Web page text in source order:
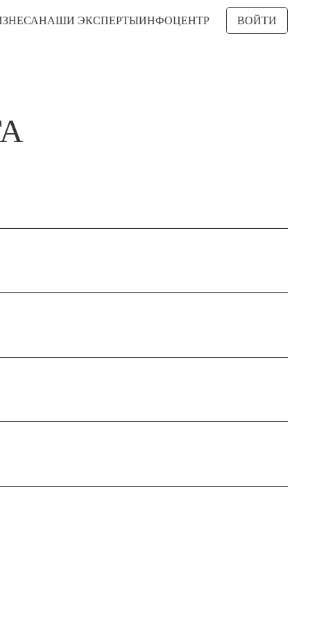
НАШИ ЭКСПЕРТЫИНФОЦЕНТР ВОЙТИ